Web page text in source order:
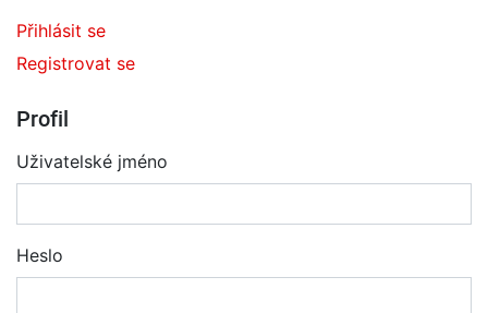
Přihlásit se
Registrovat se
Profil
Uživatelské jméno
Heslo